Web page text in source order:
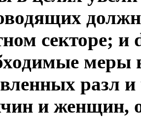
секторе; и
меры
разл и
и женщин,